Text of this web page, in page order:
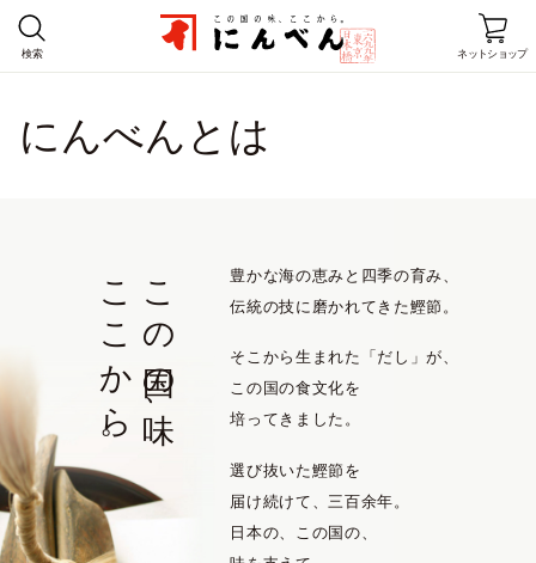
検索 ネットショップ
ホーム
にんべんとは
企業情報
お客様窓口
にんべんとは
この国の味、
ここから。
豊かな海の恵みと四季の育み、
伝統の技に磨かれてきた鰹節。
そこから生まれた「だし」が、
この国の食文化を
培ってきました。
選び抜いた鰹節を
届け続けて、三百余年。
日本の、この国の、